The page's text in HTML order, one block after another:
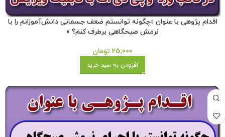
اقدام پژوهی با عنوان «چگونه توانستم ضعف جسمانی دانش‌آموزانم را با
نرمش صبحگاهی برطرف کنم؟ »
25,000 تومان
افزودن به سبد خرید